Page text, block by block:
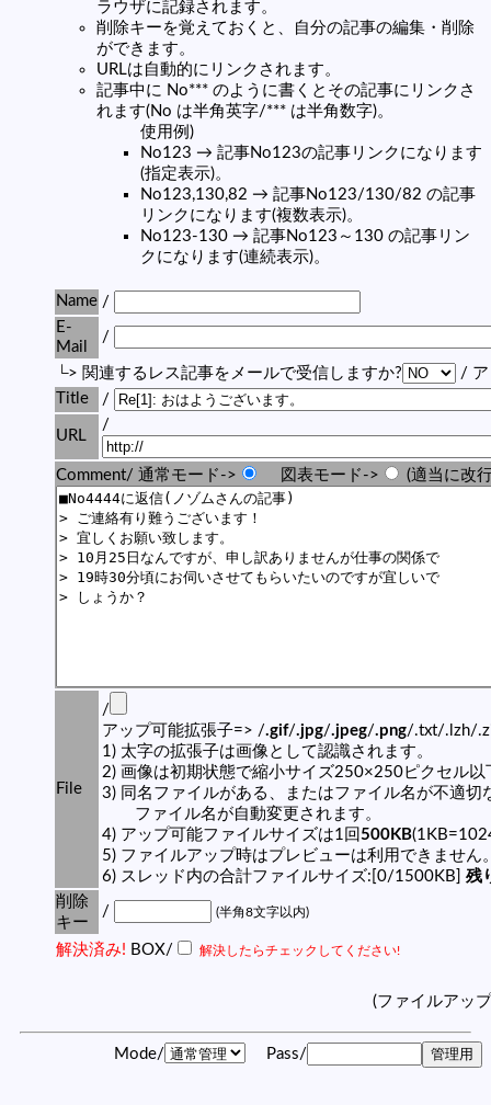
ラウザに記録されます。
削除キーを覚えておくと、自分の記事の編集・削除
ができます。
URLは自動的にリンクされます。
記事中に No*** のように書くとその記事にリンクさ
れます(No は半角英字/*** は半角数字)。
使用例)
No123 → 記事No123の記事リンクになります
(指定表示)。
No123,130,82 → 記事No123/130/82 の記事
リンクになります(複数表示)。
No123-130 → 記事No123～130 の記事リン
クになります(連続表示)。
Name /
E-
Mail
/
└> 関連するレス記事をメールで受信しますか?
/ ア
Title
/
URL
/
Comment/ 通常モード-> 図表モード-> (適当に改
File
/
アップ可能拡張子=> /.gif/.jpg/.jpeg/.png/.txt/.lzh/
1) 太字の拡張子は画像として認識されます。
2) 画像は初期状態で縮小サイズ250×250ピクセル以
3) 同名ファイルがある、またはファイル名が不適切
ファイル名が自動変更されます。
4) アップ可能ファイルサイズは1回500KB
5) ファイルアップ時はプレビューは利用できません
6) スレッド内の合計ファイルサイズ:[0/1500KB] 残
削除
キー
/ (半角8文字以内)
解決済み! BOX/ 解決したらチェックしてください!
(ファイルアッ
Mode/ Pass/